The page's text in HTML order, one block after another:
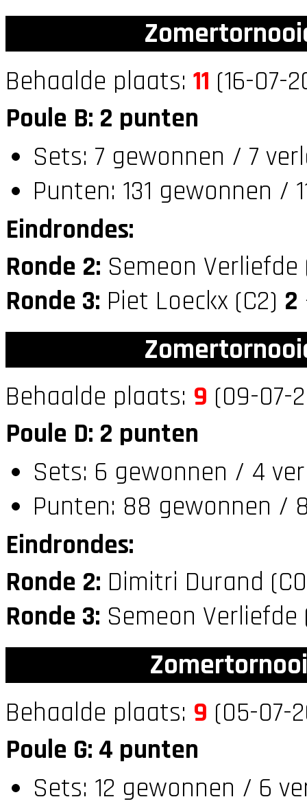
Behaalde plaats: 11 (16-07-
Poule B: 2 punten
Sets: 7 gewonnen / 7
Punten: 131 gewonnen /
Eindrondes:
Ronde 2: Semeon
Ronde 3: Piet Loeckx (C2) 2
Behaalde plaats: 9 (09-07-
Poule D: 2 punten
Sets: 6 gewonnen / 4
Punten: 88 gewonnen /
Eindrondes:
Ronde 2: Dimitri Durand
Ronde 3: Semeon
Behaalde plaats: 9 (05-07-
Poule G: 4 punten
Sets: 12 gewonnen / 6